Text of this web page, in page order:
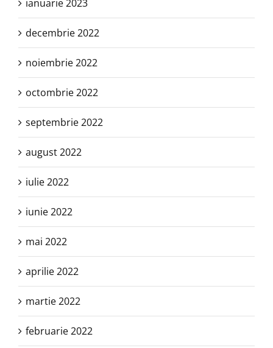
ianuarie 2023
decembrie 2022
noiembrie 2022
octombrie 2022
septembrie 2022
august 2022
iulie 2022
iunie 2022
mai 2022
aprilie 2022
martie 2022
februarie 2022